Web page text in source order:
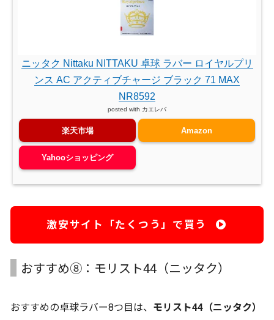
ニッタク Nittaku NITTAKU 卓球 ラバー ロイヤルプリ
ンス AC アクティブチャージ ブラック 71 MAX
NR8592
posted with カエレバ
楽天市場 Amazon
Yahooショッピング
激安サイト「たくつう」で買う
おすすめ⑧：モリスト44（ニッタク）
おすすめの卓球ラバー8つ目は、 モリスト44（ニッタク）